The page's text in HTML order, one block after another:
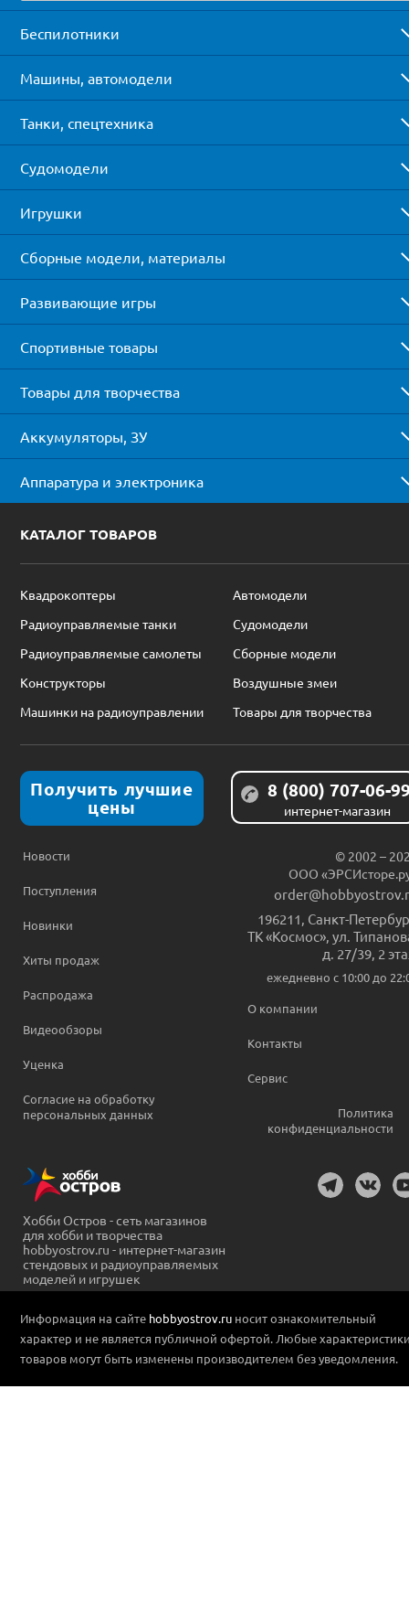
Беспилотники
Машины, автомодели
Танки, спецтехника
Судомодели
Игрушки
Сборные модели, материалы
Развивающие игры
Спортивные товары
Товары для творчества
Аккумуляторы, ЗУ
Аппаратура и электроника
КАТАЛОГ ТОВАРОВ
Квадрокоптеры
Автомодели
Радиоуправляемые танки
Судомодели
Радиоуправляемые самолеты
Сборные модели
Конструкторы
Воздушные змеи
Машинки на радиоуправлении
Товары для творчества
Получить лучшие
цены
8 (800) 707-06-
интернет-магазин
Новости
Поступления
Новинки
Хиты продаж
Распродажа
Видеообзоры
Уценка
Согласие на обработку
персональных данных
© 2002 –
ООО
196211 Санкт-
ТК «Космос», ул.
д. 27/39, 2
ежедневно c 10:00 до
О компании
Контакты
Сервис
Политика
конфиденциальности
Хобби Остров - сеть магазинов
для хобби и творчества
hobbyostrov.ru - интернет-магазин
стендовых и радиоуправляемых
моделей и игрушек
Информация на сайте hobbyostrov.ru носит ознакомительный
характер и не является публичной офертой. Любые
товаров могут быть изменены производителем без уведомления.